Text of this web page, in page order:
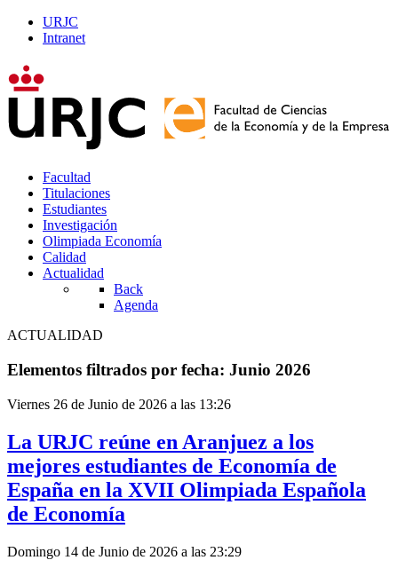
URJC
Intranet
Facultad
Titulaciones
Estudiantes
Investigación
Olimpiada Economía
Calidad
Actualidad
Back
Agenda
ACTUALIDAD
Elementos filtrados por fecha: Junio 2026
Viernes 26 de Junio de 2026 a las 13:26
La URJC reúne en Aranjuez a los
mejores estudiantes de Economía de
España en la XVII Olimpiada Española
de Economía
Domingo 14 de Junio de 2026 a las 23:29